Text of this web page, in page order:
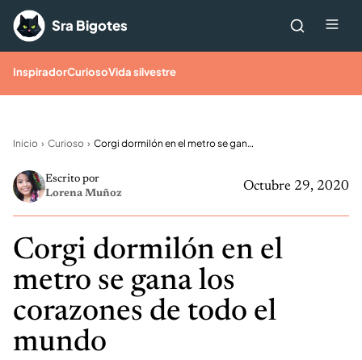
Saltar al contenido
Sra Bigotes
InspiradorCuriosoVida silvestre
Inicio Curioso Corgi dormilón en el metro se gana los corazones de todo el mundo
Octubre 29, 2020
Escrito por
Lorena Muñoz
Corgi dormilón en el
metro se gana los
corazones de todo el
mundo